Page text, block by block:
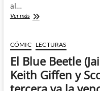
al…
Ver másDe
Wally
West
y
el
regreso
de
CÓMIC LECTURAS
El Blue Beetle
Keith Giffen y